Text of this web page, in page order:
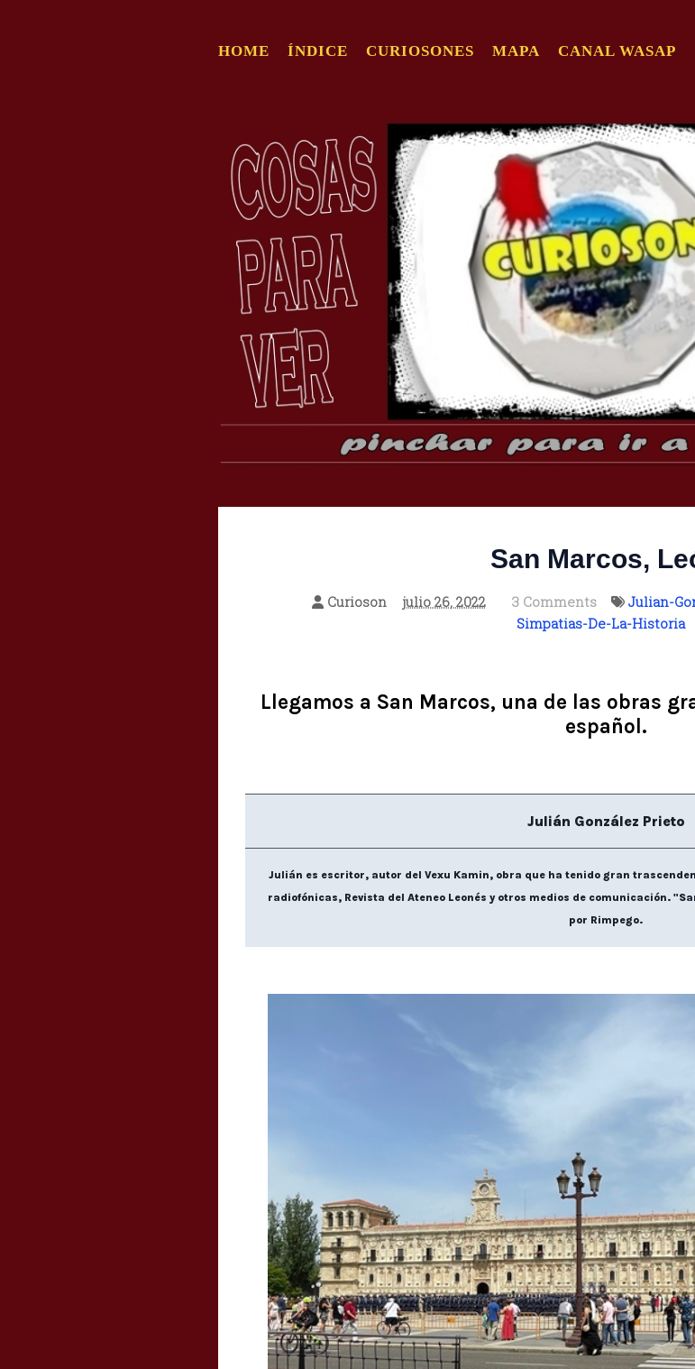
HOME ÍNDICE CURIOSONES MAPA CANAL WASAP
San Marcos,
Curioson julio 26, 2022 3 Comments Julian-
Simpatias-De-La-Historia
Llegamos a San Marcos, una de las obras
español.
Julián González Prieto
Julián es escritor, autor del Vexu Kamin, obra que ha tenido gran
radiofónicas, Revista del Ateneo Leonés y otros medios de comunicación.
por Rimpego.